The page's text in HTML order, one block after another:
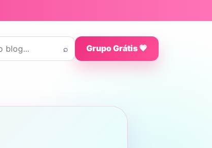
⌕ Grupo Grátis 💗